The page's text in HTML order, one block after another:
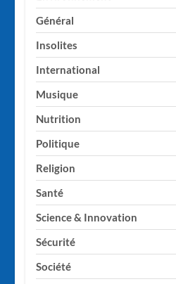
Général
Insolites
International
Musique
Nutrition
Politique
Religion
Santé
Science & Innovation
Sécurité
Société